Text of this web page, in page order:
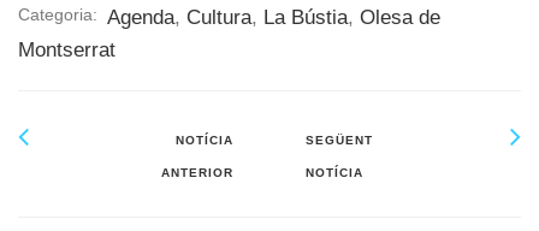
Categoria: Agenda, Cultura, La Bústia, Olesa de
Montserrat
NOTÍCIA
ANTERIOR
SEGÜENT
NOTÍCIA